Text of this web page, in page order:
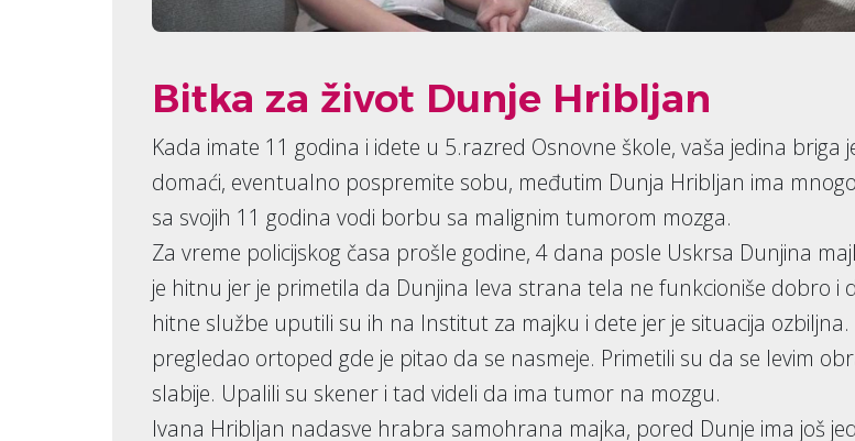
Bitka za život Dunje Hribljan
Kada imate 11 godina i idete u 5.razred Osnovne škole, vaša jedina briga
domaći, eventualno pospremite sobu, međutim Dunja Hribljan ima
sa svojih 11 godina vodi borbu sa malignim tumorom mozga.
Za vreme policijskog časa prošle godine, 4 dana posle Uskrsa Dunjina
je hitnu jer je primetila da Dunjina leva strana tela ne funkcioniše dobro i
hitne službe uputili su ih na Institut za majku i dete jer je situacija
pregledao ortoped gde je pitao da se nasmeje. Primetili su da se levim
slabije. Upalili su skener i tad videli da ima tumor na mozgu.
Ivana Hribljan nadasve hrabra samohrana majka, pored Dunje ima još